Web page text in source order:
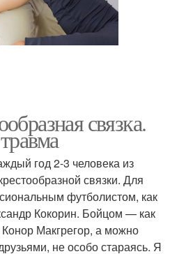
связка.
год 2-3 человека из
связки. Для
футболистом, как
Кокорин. Бойцом — как
Макгрегор, а можно
не особо стараясь. Я